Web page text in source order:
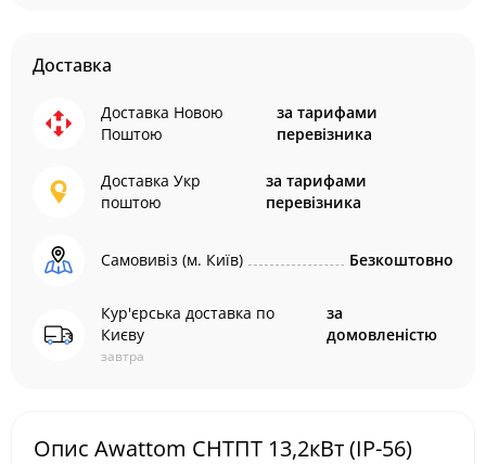
Доставка
Доставка Новою
Поштою
за тарифами
перевізника
Доставка Укр
поштою
за тарифами
перевізника
Самовивіз (м. Київ) Безкоштовно
Кур'єрська доставка по
Києву
завтра
за
домовленістю
Опис Awattom СНТПТ 13,2кВт (IP-56)